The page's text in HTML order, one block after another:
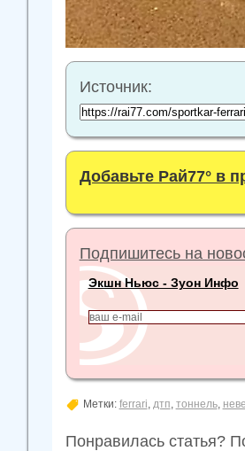
Источник:
Добавьте Рай77° в
Подпишитесь на
Экшн Ньюс - Зуон Инфо
Метки: ferrari, дтп, тоннель,
Понравилась статья?